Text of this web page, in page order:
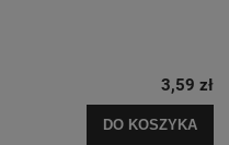
3,59 zł
DO KOSZYKA